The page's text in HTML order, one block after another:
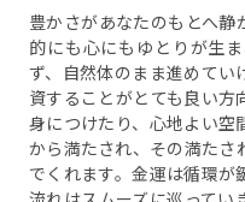
豊かさがあなたのもとへ静
的にも心にもゆとりが生
ず、自然体のまま進めてい
資することがとても良い方
身につけたり、心地よい空
から満たされ、その満たさ
でくれます。金運は循環が